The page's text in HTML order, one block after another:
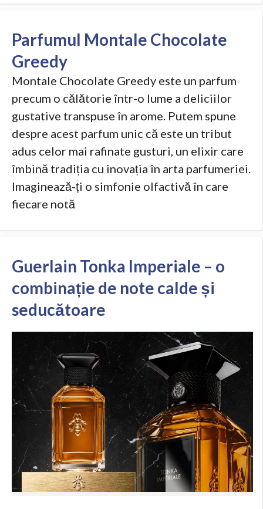
Parfumul Montale Chocolate
Greedy
Montale Chocolate Greedy este un parfum
precum o călătorie într-o lume a deliciilor
gustative transpuse în arome. Putem spune
despre acest parfum unic că este un tribut
adus celor mai rafinate gusturi, un elixir care
îmbină tradiția cu inovația în arta parfumeriei.
Imaginează-ți o simfonie olfactivă în care
fiecare notă
Guerlain Tonka Imperiale – o
combinație de note calde și
seducătoare